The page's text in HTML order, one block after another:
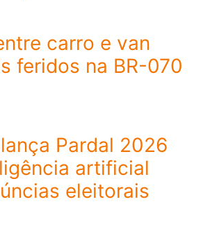
carro e van
feridos na BR-070
Pardal 2026
artificial
eleitorais